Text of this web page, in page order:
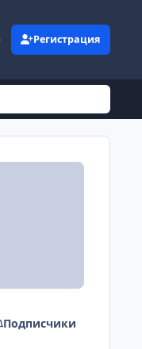
Регистрация
Подписчики